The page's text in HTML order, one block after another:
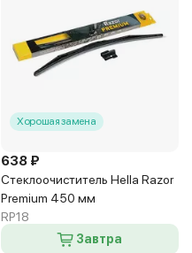
Хорошая замена
638 ₽
Стеклоочиститель Hella Razor
Premium 450 мм
RP18
Завтра